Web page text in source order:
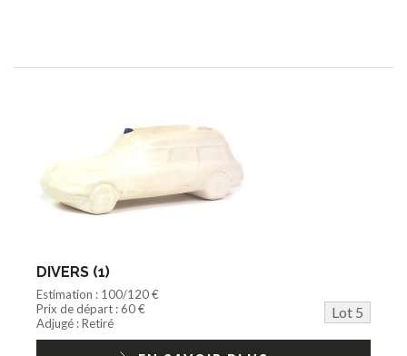
DIVERS (1)
Estimation : 100/120 €
Prix de départ : 60 €
Lot 5
Adjugé : Retiré